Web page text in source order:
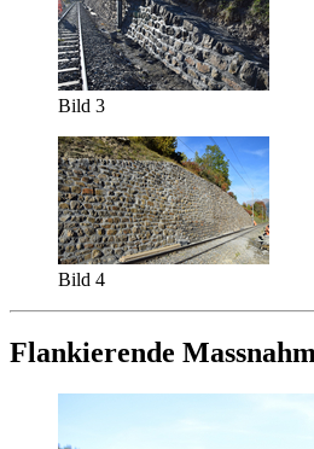
Bild 3
Bild 4
Flankierende